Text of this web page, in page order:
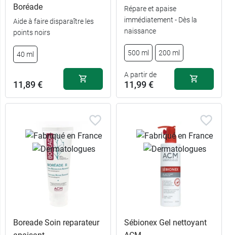
Boréade
Aide à faire disparaître les
points noirs
40 ml
11,89 €
Répare et apaise
immédiatement - Dès la
naissance
500 ml 200 ml
A partir de
11,99 €
Boreade Soin reparateur
Sébionex Gel nettoyant